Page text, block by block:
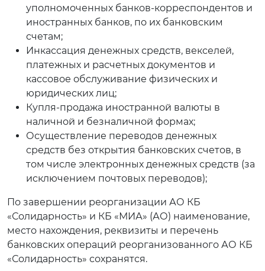
уполномоченных банков-корреспондентов и
иностранных банков, по их банковским
счетам;
Инкассация денежных средств, векселей,
платежных и расчетных документов и
кассовое обслуживание физических и
юридических лиц;
Купля-продажа иностранной валюты в
наличной и безналичной формах;
Осуществление переводов денежных
средств без открытия банковских счетов, в
том числе электронных денежных средств (за
исключением почтовых переводов);
По завершении реорганизации АО КБ
«Солидарность» и КБ «МИА» (АО) наименование,
место нахождения, реквизиты и перечень
банковских операций реорганизованного АО КБ
«Солидарность» сохранятся.